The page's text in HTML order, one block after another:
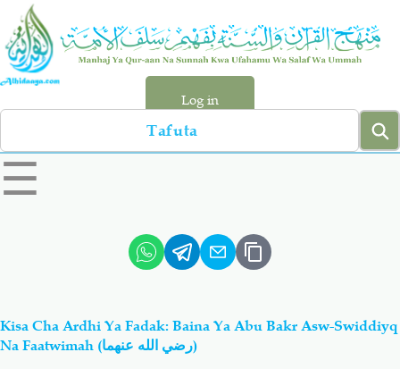
Skip
main
content
Log in
Search
left
sidebar
☰
Hadiyth
Aqiydah
Kisa Cha Ardhi Ya Fadak: Baina Ya Abu Bakr Asw-Swiddiyq
Na Faatwimah (رضي الله عنهما)